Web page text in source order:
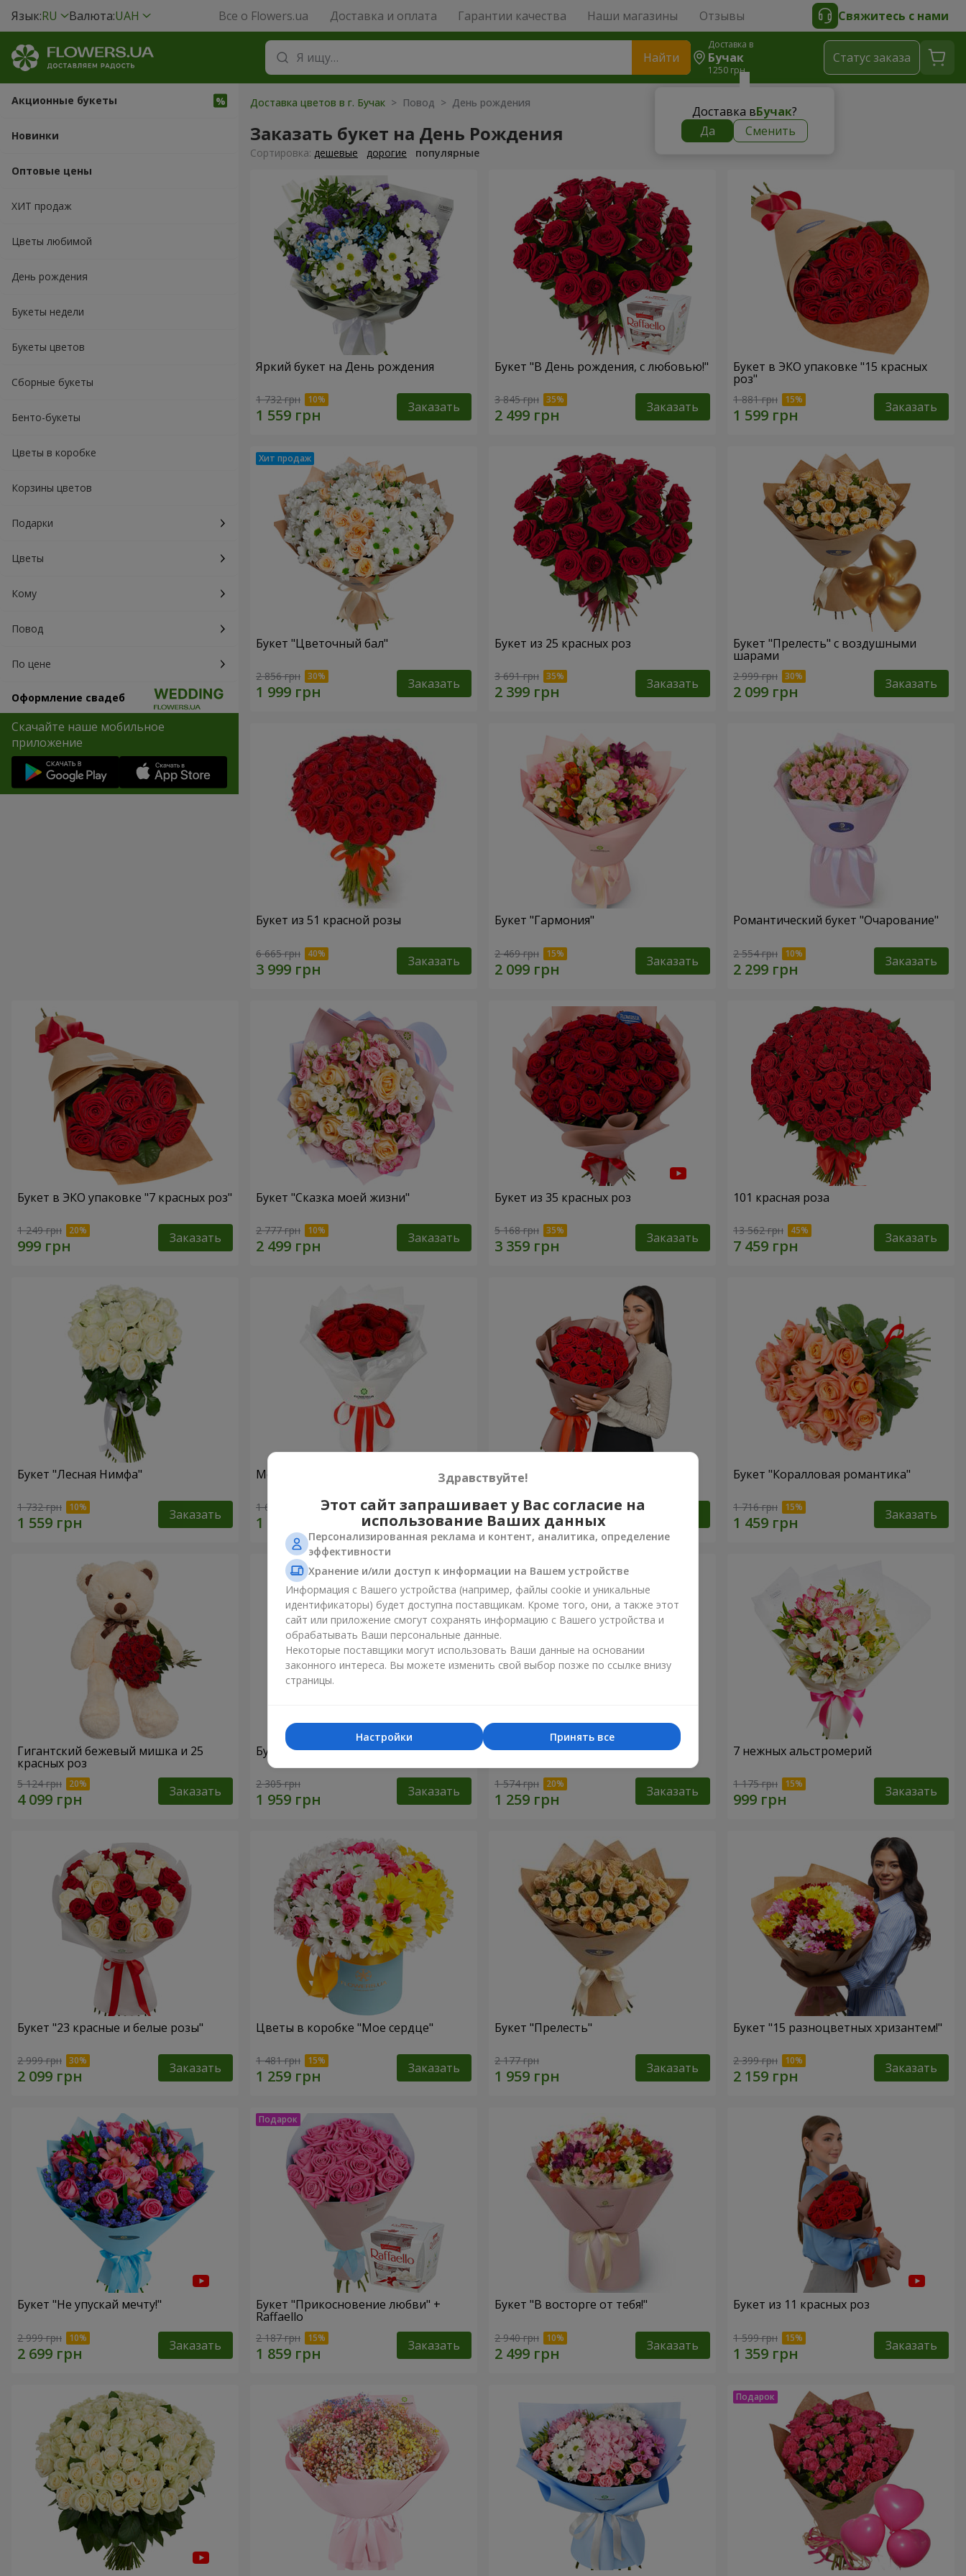
Язык:RU Валюта:UAH Все о Flowers.ua Доставка и оплата Гарантии качества Наши магазины Отзывы Свяжитесь с нами
Найти
Доставка в
Бучак
1250 грн
Доставка вБучак?
Да
Сменить
Cтатус заказа
Акционные букеты
Новинки
Оптовые цены
ХИТ продаж
Цветы любимой
День рождения
Букеты недели
Букеты цветов
Сборные букеты
Бенто-букеты
Цветы в коробке
Корзины цветов
Подарки
Цветы
Кому
Повод
По цене
Оформление свадеб
Скачайте наше мобильное
приложение
Доставка цветов в г. Бучак > Повод > День рождения
Заказать букет на День Рождения
Cортировка: дешевые дорогие популярные
Яркий букет на День рождения
1 732 грн Заказать
Букет "В День рождения, с любовью!"
3 845 грн Заказать
Букет в ЭКО упаковке "15 красных
роз"
1 881 грн Заказать
Букет "Цветочный бал"
2 856 грн Заказать
Букет из 25 красных роз
3 691 грн Заказать
Букет "Прелесть" с воздушными
шарами
2 999 грн Заказать
Букет из 51 красной розы
6 665 грн Заказать
Букет "Гармония"
2 469 грн Заказать
Романтический букет "Очарование"
2 554 грн Заказать
Букет в ЭКО упаковке "7 красных роз"
1 249 грн Заказать
Букет "Сказка моей жизни"
2 777 грн Заказать
Букет из 35 красных роз
5 168 грн Заказать
101 красная роза
13 562 грн Заказать
Букет "Лесная Нимфа"
1 732 грн Заказать
Монобукет из 11 красных роз
1 624 грн Заказать
Букет в упаковке "21 красная роза!"
2 874 грн
Букет "Коралловая романтика"
1 716 грн Заказать
Гигантский бежевый мишка и 25
красных роз
5 124 грн Заказать
Букет из 21 кремовой розы
2 305 грн Заказать
Букет "Яркие солнышки!"
1 574 грн Заказать
7 нежных альстромерий
1 175 грн Заказать
Букет "23 красные и белые розы"
2 999 грн Заказать
Цветы в коробке "Мое сердце"
1 481 грн Заказать
Букет "Прелесть"
2 177 грн Заказать
Букет "15 разноцветных хризантем!"
2 399 грн Заказать
Букет "Не упускай мечту!"
2 999 грн Заказать
Букет "Прикосновение любви" +
Raffaello
2 187 грн Заказать
Букет "В восторге от тебя!"
2 940 грн Заказать
Букет из 11 красных роз
1 599 грн Заказать
Здравствуйте!
Этот сайт запрашивает у Вас согласие на
использование Ваших данных
Персонализированная реклама и контент, аналитика, определение
эффективности
Хранение и/или доступ к информации на Вашем устройстве
Информация с Вашего устройства (например, файлы cookie и уникальные
идентификаторы) будет доступна поставщикам. Кроме того, они, а также этот
сайт или приложение смогут сохранять информацию с Вашего устройства и
обрабатывать Ваши персональные данные.
Некоторые поставщики могут использовать Ваши данные на основании
законного интереса. Вы можете изменить свой выбор позже по ссылке внизу
страницы.
Принять все
Настройки